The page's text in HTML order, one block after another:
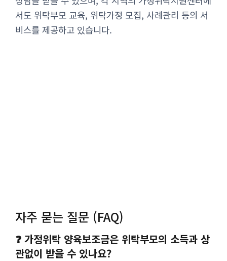
서도 위탁부모 교육, 위탁가정 모집, 사례관리 등의 서
비스를 제공하고 있습니다.
자주 묻는 질문 (FAQ)
❓ 가정위탁 양육보조금은 위탁부모의 소득과 상
관없이 받을 수 있나요?